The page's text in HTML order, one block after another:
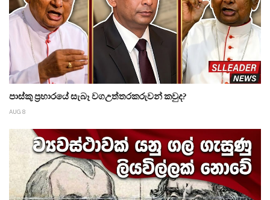
පාස්කු ප්‍රහාරයේ සැබෑ වගඋත්තරකරුවන් කවුද?
AUG 8